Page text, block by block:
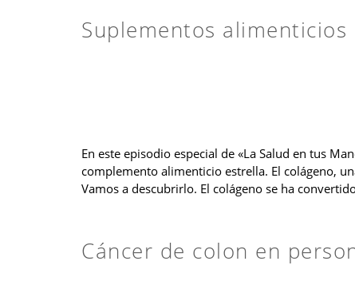
Suplementos alimenticios
En este episodio especial de «La Salud en tus
complemento alimenticio estrella. El colágeno,
Vamos a descubrirlo. El colágeno se ha
Cáncer de colon en